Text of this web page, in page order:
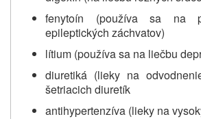
fenytoín (používa sa na
epileptických záchvatov)
lítium (používa sa na liečbu
diuretiká (lieky na
šetriacich diuretík
antihypertenzíva (lieky na